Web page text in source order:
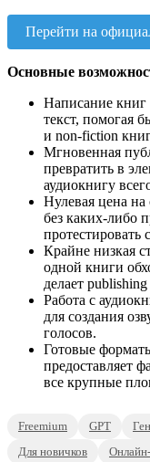
Перейти на
Основные
Написание
текст, помогая
и non-fiction
Мгновенная
превратить в
аудиокнигу
Нулевая цена на
без каких-либо
протестировать
Крайне низкая
одной книги
делает
Работа с
для создания
голосов.
Готовые
предоставляет
все крупные
Freemium GPT
Для новичков